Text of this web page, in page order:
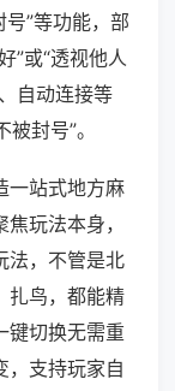
号”等功能，部
”或“透视他人
自动连接等
封号”。
一站式地方麻
玩法本身，
法，不管是北
扎鸟，都能精
键切换无需重
，支持玩家自